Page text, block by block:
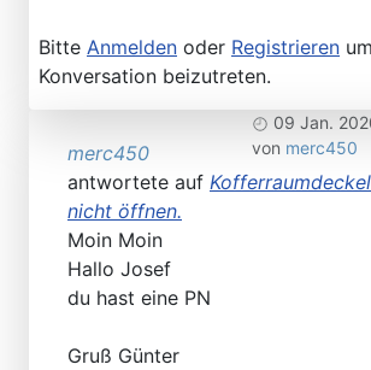
Bitte Anmelden oder Registrieren
Konversation beizutreten.
09 Jan.
von merc450
merc450
antwortete auf
nicht öffnen.
Moin Moin
Hallo Josef
du hast eine PN
Gruß Günter